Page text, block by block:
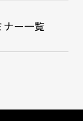
ナー一覧